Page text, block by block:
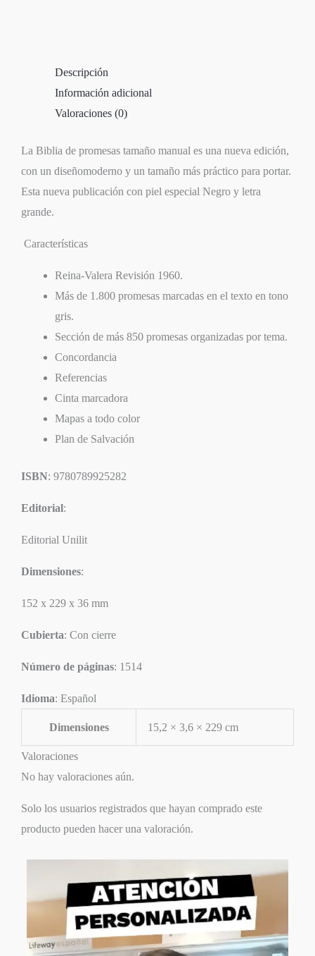
Descripción
Información adicional
Valoraciones (0)
La Biblia de promesas tamaño manual es una nueva edición,
con un diseñomoderno y un tamaño más práctico para portar.
Esta nueva publicación con piel especial Negro y letra
grande.
Características
Reina-Valera Revisión 1960.
Más de 1.800 promesas marcadas en el texto en tono
gris.
Sección de más 850 promesas organizadas por tema.
Concordancia
Referencias
Cinta marcadora
Mapas a todo color
Plan de Salvación
ISBN: 9780789925282
Editorial:
Editorial Unilit
Dimensiones:
152 x 229 x 36 mm
Cubierta: Con cierre
Número de páginas: 1514
Idioma: Español
Dimensiones 15,2 × 3,6 × 229 cm
Valoraciones
No hay valoraciones aún.
Solo los usuarios registrados que hayan comprado este
producto pueden hacer una valoración.